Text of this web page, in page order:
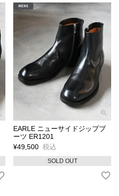
EARLE ニューサイドジップブ
ーツ ER1201
¥49,500 税込
SOLD OUT